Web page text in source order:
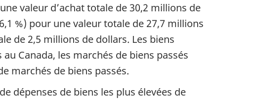
valeur d’achat totale de 30,2 millions de
%) pour une valeur totale de 27,7 millions
de 2,5 millions de dollars. Les biens
Canada, les marchés de biens passés
marchés de biens passés.
dépenses de biens les plus élevées de